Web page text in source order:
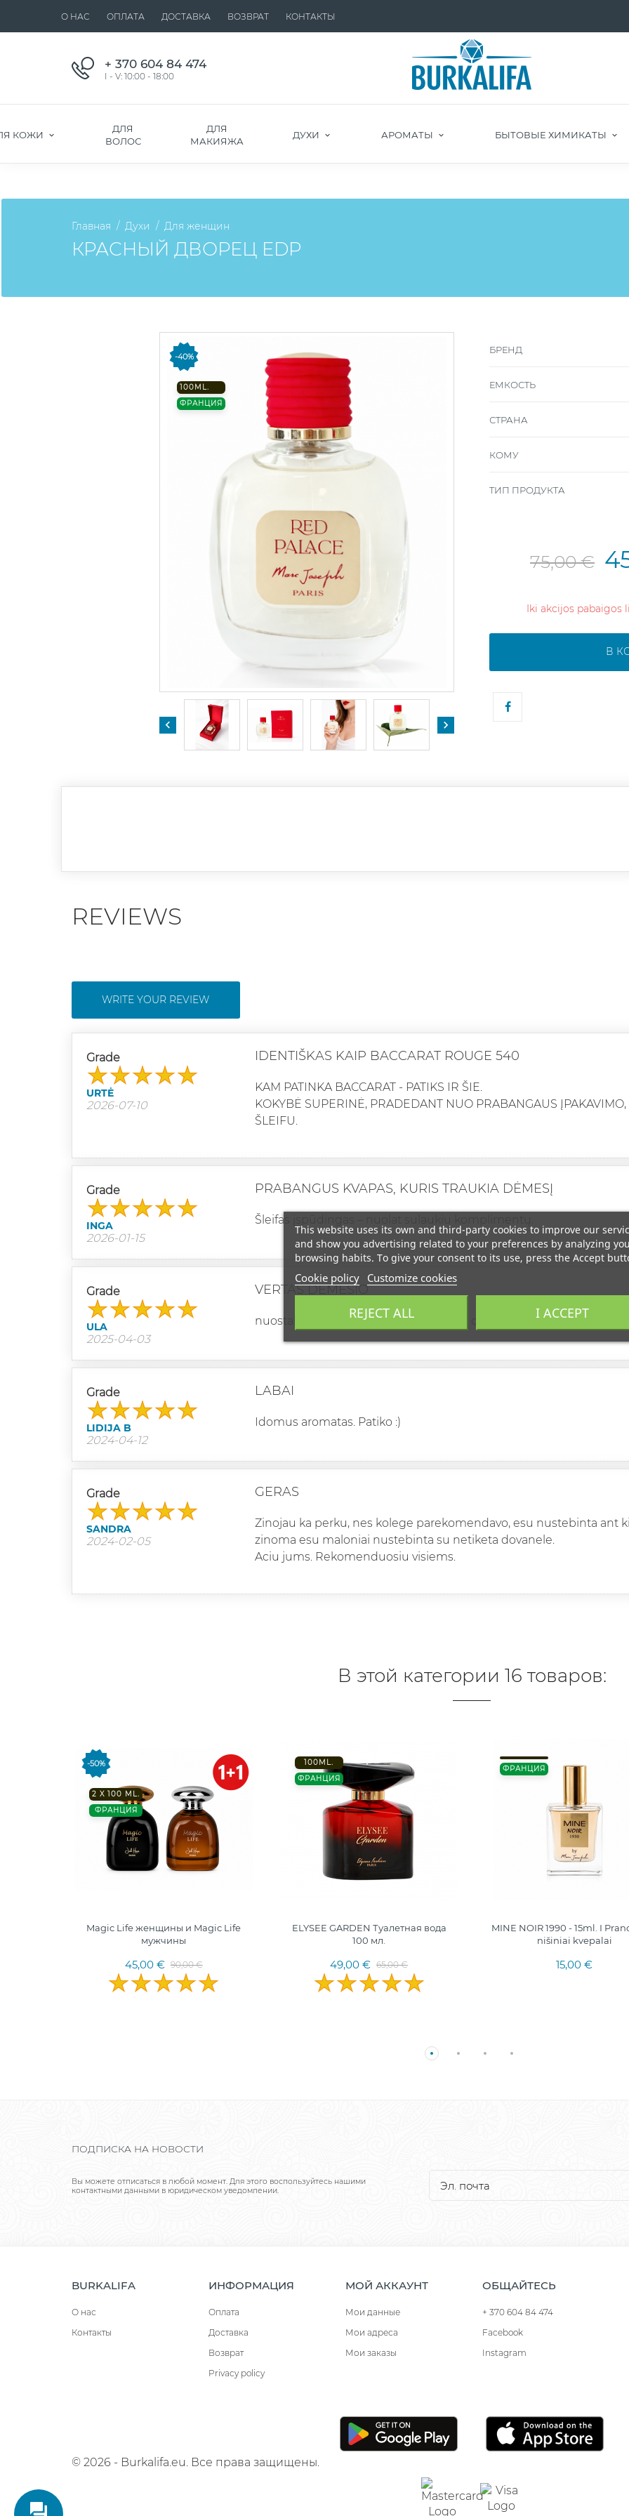
О НАС ОПЛАТА ДОСТАВКА ВОЗВРАТ КОНТАКТЫ
+ 370 604 84 474
I - V: 10:00 - 18:00
КОЖИ
ДЛЯ
ВОЛОС
ДЛЯ
МАКИЯЖА
ДУХИ АРОМАТЫ БЫТОВЫЕ ХИМИКАТЫ
Главная Духи Для женщин
КРАСНЫЙ ДВОРЕЦ EDP
-40%
100ML.
ФРАНЦИЯ
 
БРЕНД
ЕМКОСТЬ
СТРАНА
КОМУ
ТИП ПРОДУКТА
75,00 €
Iki akcijos pabaigos
В
REVIEWS
WRITE YOUR REVIEW
Grade
URTĖ
2026-07-10
IDENTIŠKAS KAIP BACCARAT ROUGE 540
KAM PATINKA BACCARAT - PATIKS IR ŠIE.
KOKYBĖ SUPERINĖ, PRADEDANT NUO PRABANGAUS
ŠLEIFU.
Grade
INGA
2026-01-15
PRABANGUS KVAPAS, KURIS TRAUKIA DĖMESĮ
Šleifas įspūdingas – nuolat sulaukiu komplimentų.
Grade
ULA
2025-04-03
VERTAS DEMESIO
nuostabus, isskirtinis kvapas, pritraukia demesi, sujais jauciuosi
Grade
LIDIJA B
2024-04-12
LABAI
Idomus aromatas. Patiko :)
Grade
SANDRA
2024-02-05
GERAS
Zinojau ka perku, nes kolege parekomendavo, esu nustebinta ant
zinoma esu maloniai nustebinta su netiketa dovanele.
Aciu jums. Rekomenduosiu visiems.
В этой категории 16 товаров:
-50%
2 X 100 ML.
ФРАНЦИЯ
Magic Life женщины и Magic Life
мужчины
45,00 € 90,00 €
100ML.
ФРАНЦИЯ
ELYSEE GARDEN Туалетная вода
100 мл.
49,00 € 65,00 €
ФРАНЦИЯ
MINE NOIR 1990 - 15ml. I
nišiniai kvepalai
15,00 €
ПОДПИСКА НА НОВОСТИ
Вы можете отписаться в любой момент. Для этого воспользуйтесь нашими
контактными данными в юридическом уведомлении.
BURKALIFA
О нас
Контакты
ИНФОРМАЦИЯ
Оплата
Доставка
Возврат
Privacy policy
МОЙ АККАУНТ
Мои данные
Мои адреса
Мои заказы
ОБЩАЙТЕСЬ
+ 370 604 84 474
Facebook
Instagram
© 2026 - Burkalifa.eu. Все права защищены.
This website uses its own and third-party cookies to improve our
and show you advertising related to your preferences by analyzing
browsing habits. To give your consent to its use, press the Accept
Cookie policy Customize cookies
REJECT ALL I ACCEPT